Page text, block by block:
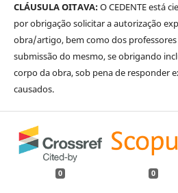
CLÁUSULA OITAVA:O CEDENTE está
por obrigação solicitar a autorização
obra/artigo, bem como dos
submissão do mesmo, se obrigando
corpo da obra, sob pena de responder
causados.
0 0